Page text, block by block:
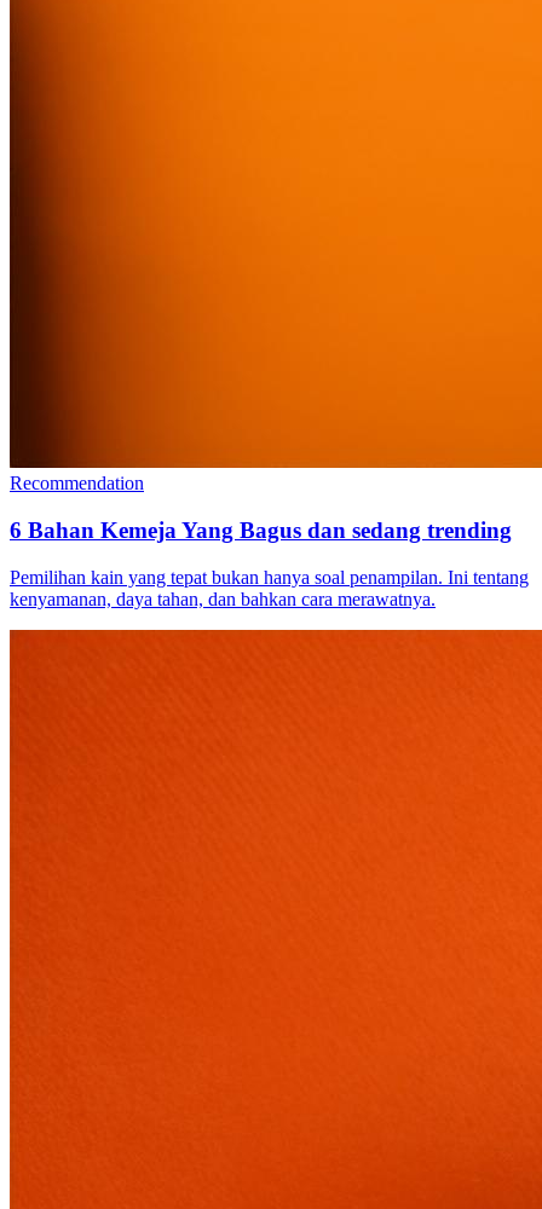
Recommendation
6 Bahan Kemeja Yang Bagus dan sedang trending
Pemilihan kain yang tepat bukan hanya soal penampilan. Ini tentang
kenyamanan, daya tahan, dan bahkan cara merawatnya.